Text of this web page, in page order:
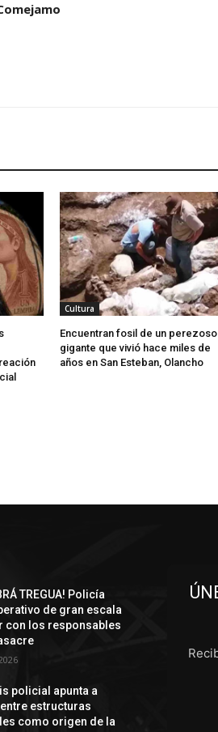
Cultura
Encuentran fosil de un perezoso
gigante que vivió hace miles de
años en San Esteban, Olancho
TREGUA! Policía
de gran escala
con los responsables
policial apunta a
estructuras
como origen de la